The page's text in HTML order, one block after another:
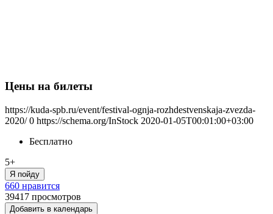
Цены на билеты
https://kuda-spb.ru/event/festival-ognja-rozhdestvenskaja-zvezda-
2020/ 0 https://schema.org/InStock 2020-01-05T00:01:00+03:00
Бесплатно
5+
Я пойду
660 нравится
39417 просмотров
Добавить в календарь